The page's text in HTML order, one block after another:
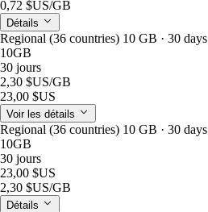
0,72 $US/GB
Détails
Regional (36 countries) 10 GB · 30 days
10GB
30 jours
2,30 $US/GB
23,00 $US
Voir les détails
Regional (36 countries) 10 GB · 30 days
10GB
30 jours
23,00 $US
2,30 $US/GB
Détails